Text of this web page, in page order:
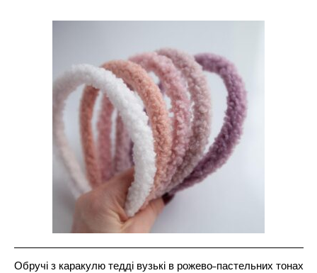
Обручі з каракулю тедді вузькі в рожево-пастельних тонах